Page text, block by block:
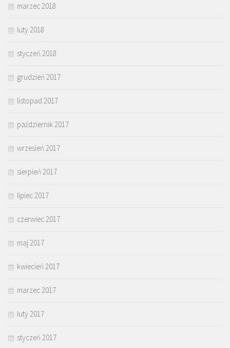
marzec 2018
luty 2018
styczeń 2018
grudzień 2017
listopad 2017
październik 2017
wrzesień 2017
sierpień 2017
lipiec 2017
czerwiec 2017
maj 2017
kwiecień 2017
marzec 2017
luty 2017
styczeń 2017